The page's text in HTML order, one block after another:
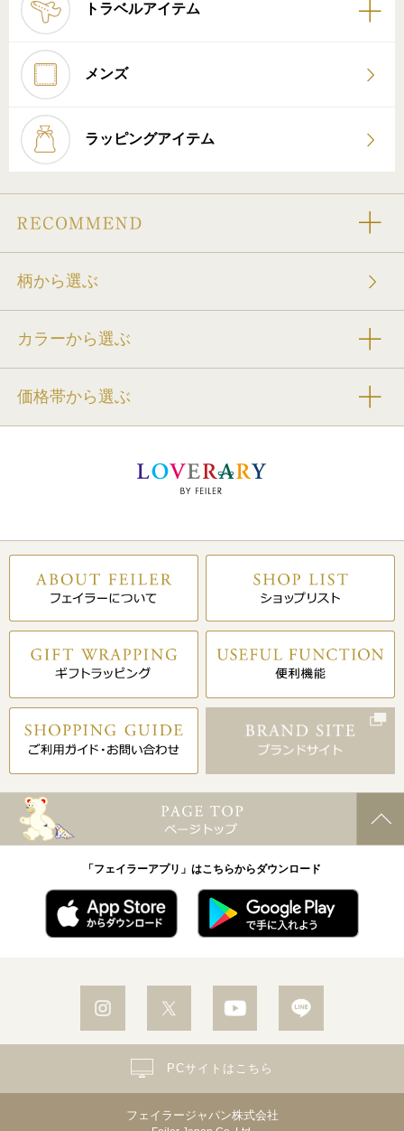
トラベルアイテム
メンズ
ラッピングアイテム
柄から選ぶ
カラーから選ぶ
価格帯から選ぶ
「フェイラーアプリ」はこちらからダウンロード
フェイラージャパン株式会社
PCサイトはこちら